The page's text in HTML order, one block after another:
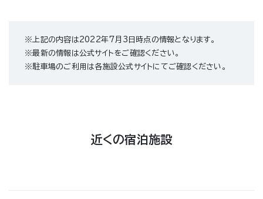
※上記の内容は2022年7月3日時点の情報となります。
※最新の情報は公式サイトをご確認ください。
※駐車場のご利用は各施設公式サイトにてご確認ください。
近くの宿泊施設